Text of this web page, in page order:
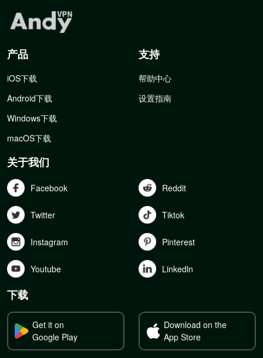
产品
iOS下载
Android下载
Windows下载
macOS下载
支持
帮助中心
设置指南
关于我们
Facebook Reddit
Twitter Tiktok
Instagram Pinterest
Youtube Linkedln
下载
Get it on
Google Play
Download on the
App Store